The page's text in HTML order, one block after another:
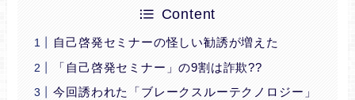
Content
自己啓発セミナーの怪しい勧誘が増えた
「自己啓発セミナー」の9割は詐欺??
今回誘われた「ブレークスルーテクノロジー」